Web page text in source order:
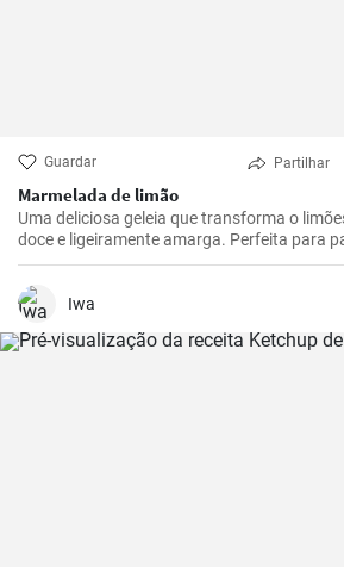
Guardar Partilhar
Marmelada de limão
Uma deliciosa geleia que transforma o
doce e ligeiramente amarga. Perfeita para
pão torrado ou usar como recheio para
Iwa